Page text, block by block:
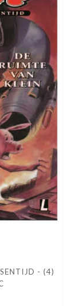
- (4)